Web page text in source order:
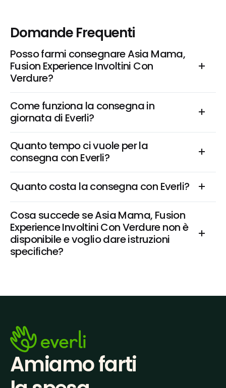
Domande Frequenti
Posso farmi consegnare Asia Mama,
Fusion Experience Involtini Con
Verdure?
Come funziona la consegna in
giornata di Everli?
Quanto tempo ci vuole per la
consegna con Everli?
Quanto costa la consegna con Everli?
Cosa succede se Asia Mama, Fusion
Experience Involtini Con Verdure non è
disponibile e voglio dare istruzioni
specifiche?
Amiamo farti